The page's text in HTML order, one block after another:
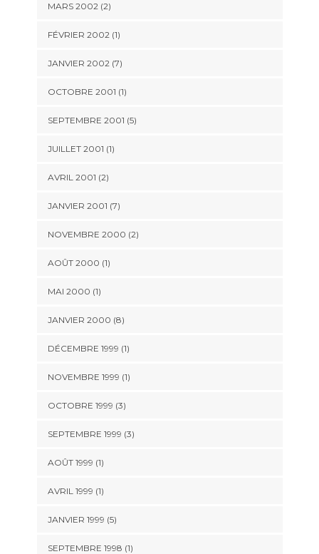
MARS 2002 (2)
FÉVRIER 2002 (1)
JANVIER 2002 (7)
OCTOBRE 2001 (1)
SEPTEMBRE 2001 (5)
JUILLET 2001 (1)
AVRIL 2001 (2)
JANVIER 2001 (7)
NOVEMBRE 2000 (2)
AOÛT 2000 (1)
MAI 2000 (1)
JANVIER 2000 (8)
DÉCEMBRE 1999 (1)
NOVEMBRE 1999 (1)
OCTOBRE 1999 (3)
SEPTEMBRE 1999 (3)
AOÛT 1999 (1)
AVRIL 1999 (1)
JANVIER 1999 (5)
SEPTEMBRE 1998 (1)